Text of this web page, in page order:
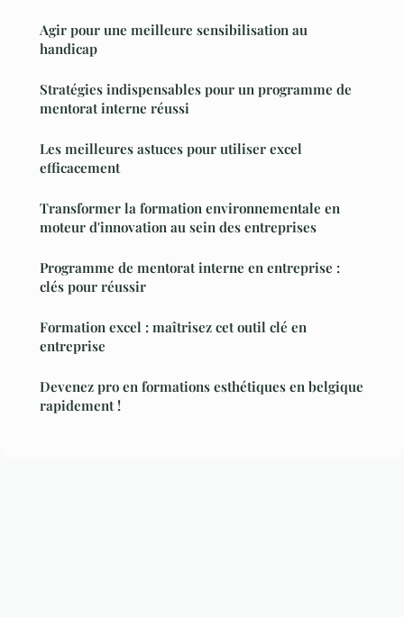
Agir pour une meilleure sensibilisation au
handicap
Stratégies indispensables pour un programme de
mentorat interne réussi
Les meilleures astuces pour utiliser excel
efficacement
Transformer la formation environnementale en
moteur d'innovation au sein des entreprises
Programme de mentorat interne en entreprise :
clés pour réussir
Formation excel : maîtrisez cet outil clé en
entreprise
Devenez pro en formations esthétiques en belgique
rapidement !